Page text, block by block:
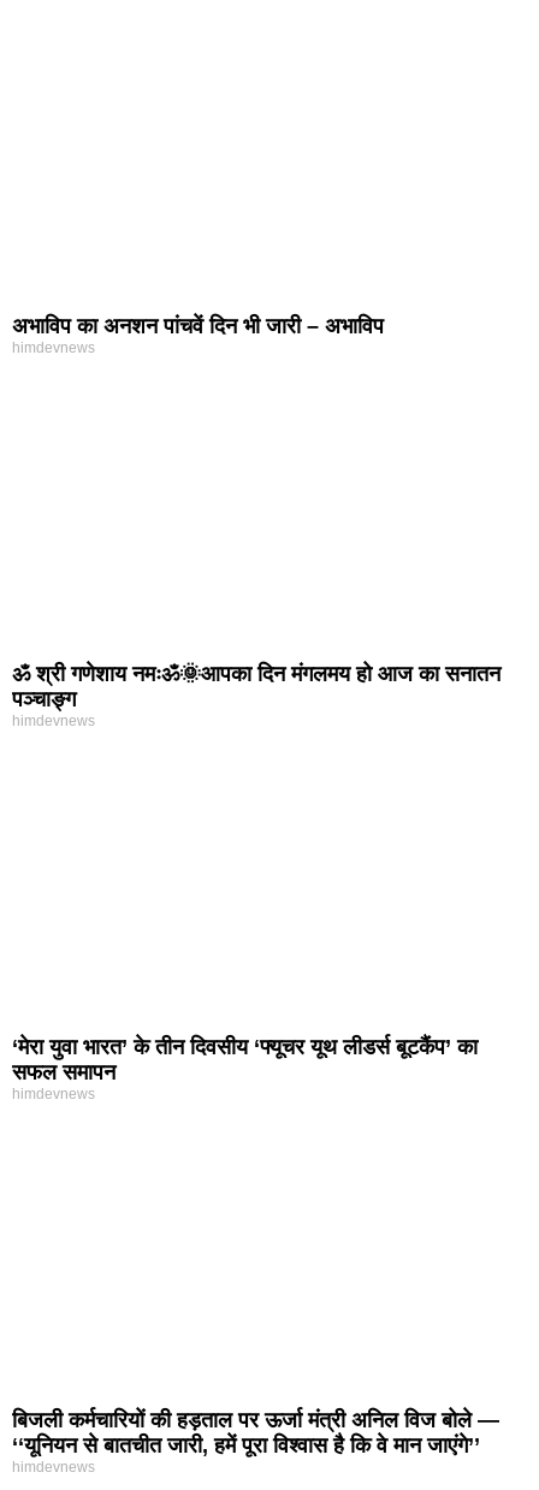
अभाविप का अनशन पांचवें दिन भी जारी – अभाविप
himdevnews
ॐ श्री गणेशाय नमःॐ🌞आपका दिन मंगलमय हो आज का सनातन
पञ्चाङ्ग
himdevnews
‘मेरा युवा भारत’ के तीन दिवसीय ‘फ्यूचर यूथ लीडर्स बूटकैंप’ का
सफल समापन
himdevnews
बिजली कर्मचारियों की हड़ताल पर ऊर्जा मंत्री अनिल विज बोले —
‘‘यूनियन से बातचीत जारी, हमें पूरा विश्वास है कि वे मान जाएंगे’’
himdevnews